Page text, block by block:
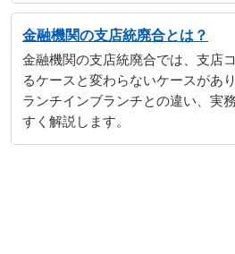
金融機関の支店統廃合とは？
金融機関の支店統廃合では、支店
るケースと変わらないケースがあ
ランチインブランチとの違い、実
すく解説します。